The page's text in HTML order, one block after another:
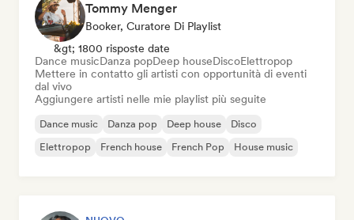
Tommy Menger
Booker, Curatore Di Playlist
&gt; 1800 risposte date
Dance musicDanza popDeep houseDiscoElettropop
Mettere in contatto gli artisti con opportunità di eventi
dal vivo
Aggiungere artisti nelle mie playlist più seguite
Dance music Danza pop Deep house
Disco
Elettropop
French house French Pop House music